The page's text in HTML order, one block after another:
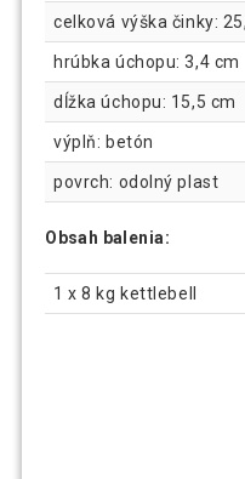
celková výška činky:
hrúbka úchopu: 3,4 cm
dĺžka úchopu: 15,5 cm
výplň: betón
povrch: odolný plast
Obsah balenia:
1 x 8 kg kettlebell